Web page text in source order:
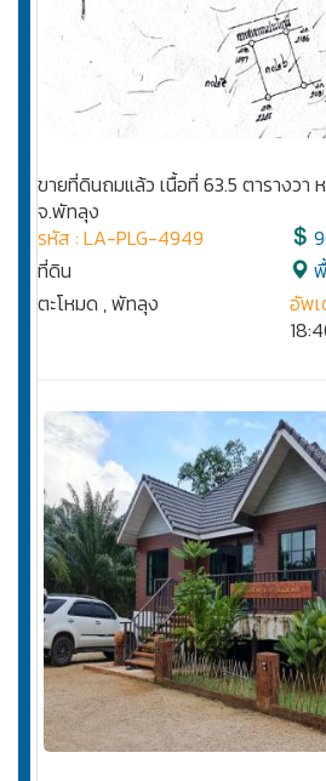
ขายที่ดินถมแล้ว เนื้อที่ 63.5 ตารางวา
จ.พัทลุง
รหัส : LA-PLG-4949
ที่ดิน
ตะโหมด , พัทลุง
อัพ